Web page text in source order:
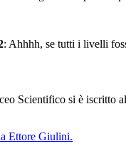
: Ahhhh, se tutti i livelli
Scientifico si è iscritto
Ettore Giulini.